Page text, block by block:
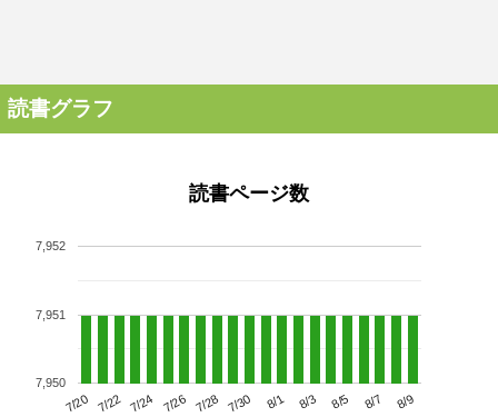
読書グラフ
読書ページ数
7/20 7/22 7/24 7/26 7/28 7/30 8/1 8/3 8/5 8/7 8/9
7,950
7,951
7,952